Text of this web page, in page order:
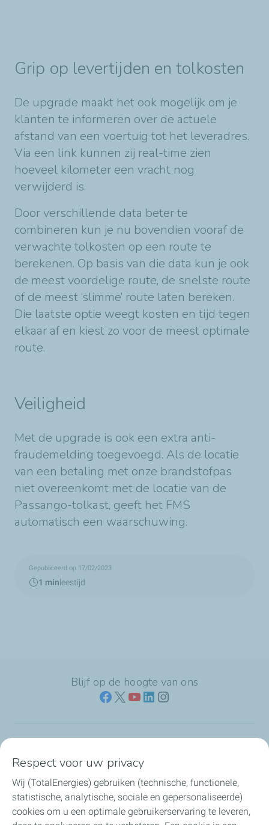
Grip op levertijden en tolkosten
De upgrade maakt het ook mogelijk om je
klanten te informeren over de actuele
afstand van een voertuig tot het leveradres.
Via een link kunnen zij real-time zien
hoeveel kilometer een vracht nog
verwijderd is.
Door verschillende data beter te
combineren kun je nu bovendien vooraf de
verwachte tolkosten op een route te
berekenen. Op basis van die data kun je ook
de meest voordelige route, de snelste route
of de meest ‘slimme’ route laten bereken.
Die laatste optie weegt kosten en tijd tegen
elkaar af en kiest zo voor de meest optimale
route.
Veiligheid
Met de upgrade is ook een extra anti-
fraudemelding toegevoegd. Als de locatie
van een betaling met onze brandstofpas
niet overeenkomt met de locatie van de
Passango-tolkast, geeft het FMS
automatisch een waarschuwing.
Gepubliceerd op 17/02/2023
1 minleestijd
Blijf op de hoogte van ons
Producten & services
Koolstofarme brandstoffen
Respect voor uw privacy
Wij (TotalEnergies) gebruiken (technische, functionele,
statistische, analytische, sociale en gepersonaliseerde)
cookies om u een optimale gebruikerservaring te leveren,